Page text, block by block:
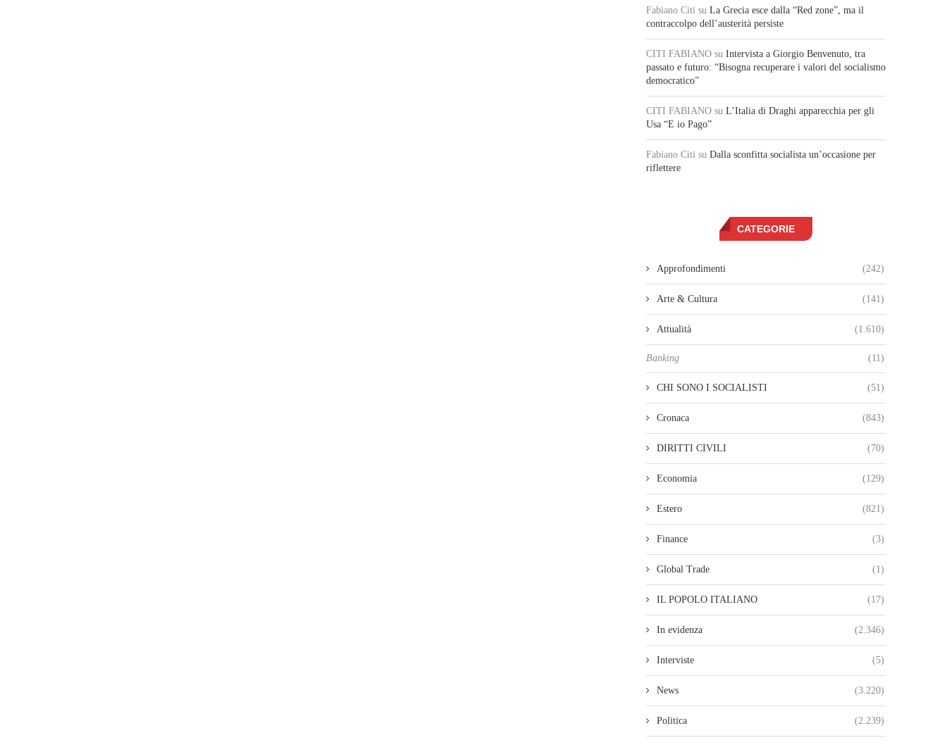
Fabiano Citi su La Grecia esce dalla “Red zone”, ma il
contraccolpo dell’austerità persiste
CITI FABIANO su Intervista a Giorgio Benvenuto, tra
passato e futuro: “Bisogna recuperare i valori del socialismo
democratico”
CITI FABIANO su L’Italia di Draghi apparecchia per gli
Usa “E io Pago”
Fabiano Citi su Dalla sconfitta socialista un’occasione per
riflettere
CATEGORIE
Approfondimenti (242)
Arte & Cultura (141)
Attualità (1.610)
Banking (11)
CHI SONO I SOCIALISTI (51)
Cronaca (843)
DIRITTI CIVILI (70)
Economia (129)
Estero (821)
Finance (3)
Global Trade (1)
IL POPOLO ITALIANO (17)
In evidenza (2.346)
Interviste (5)
News (3.220)
Politica (2.239)